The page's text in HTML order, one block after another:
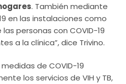
. También mediante
en las instalaciones como
personas con COVID-19
a la clínica”, dice Trivino.
de COVID-19
los servicios de VIH y TB,